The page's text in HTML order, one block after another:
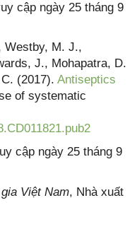
cập ngày 25 tháng 9
Westby, M. J.,
J., Mohapatra, D.
(2017). Antiseptics
of systematic
cập ngày 25 tháng 9
Việt Nam, Nhà xuất